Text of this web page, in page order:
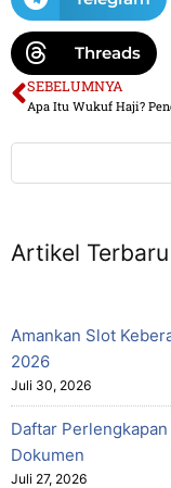
Threads
SEBELUMNYA
Artikel Terbaru
Amankan Slot
2026
Juli 30, 2026
Daftar
Dokumen
Juli 27, 2026